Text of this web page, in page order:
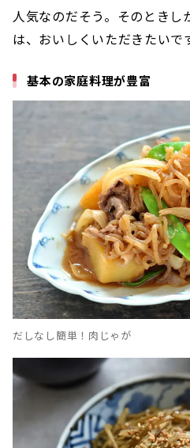
人気なのだそう。そのときし
は、おいしくいただきたいで
基本の家庭料理が豊富
だしなし簡単！肉じゃが